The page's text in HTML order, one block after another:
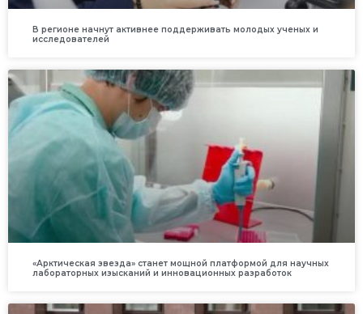
В регионе начнут активнее поддерживать молодых ученых и
исследователей
«Арктическая звезда» станет мощной платформой для научных
лабораторных изысканий и инновационных разработок